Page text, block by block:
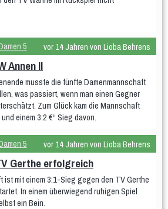
mU12 wU15
5 vor 14 Jahren von Lioba Behrens
Annen II
musste die fünfte Damenmannschaft
was passiert, wenn man einen Gegner
Zum Glück kam die Mannschaft
einem 3:2 €“ Sieg davon.
5 vor 14 Jahren von Lioba Behrens
Gerthe erfolgreich
ist mit einem 3:1-Sieg gegen den TV Gerthe
In einem überwiegend ruhigen Spiel
ein Bein.